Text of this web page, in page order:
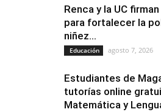
Renca y la UC
para fortalecer la
niñez...
Educación agosto 7, 2026
Estudiantes de
tutorías online
Matemática y